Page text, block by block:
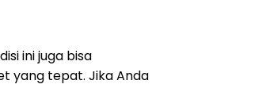
ini juga bisa
yang tepat. Jika Anda